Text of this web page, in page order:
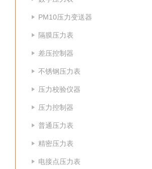
PM10压力变送器
隔膜压力表
差压控制器
不锈钢压力表
压力校验仪器
压力控制器
普通压力表
精密压力表
电接点压力表